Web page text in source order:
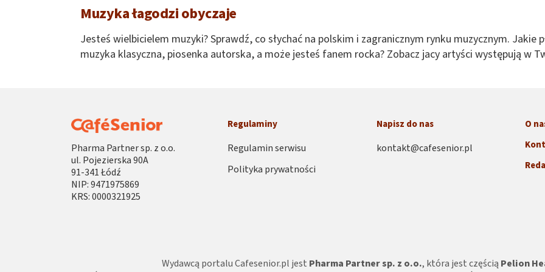
Muzyka łagodzi obyczaje
Jesteś wielbicielem muzyki? Sprawdź, co słychać na polskim i zagranicznym rynku muzycznym. Jakie
muzyka klasyczna, piosenka autorska, a może jesteś fanem rocka? Zobacz jacy artyści występują w
festiwale zwane np. Senioraliami.
Książki, które warto przeczytać
Jeśli kochasz literaturę, to koniecznie sprawdź w naszym serwisie, aktualności ze świata książek.
kryminały, wywiady, czy biografie. Książki na dłuższe i krótsze wieczory. Doradzamy, jak
Recenzje i wywiady z gwiazdami
Pharma Partner sp. z o.o.
ul. Pojezierska 90A
91-341 Łódź
NIP: 9471975869
KRS: 0000321925
Regulaminy
Regulamin serwisu
Polityka prywatności
Napisz do nas
kontakt@cafesenior.pl
O
Wydawcą portalu Cafesenior.pl jest Pharma Partner sp. z o.o., która jest częścią Pelion